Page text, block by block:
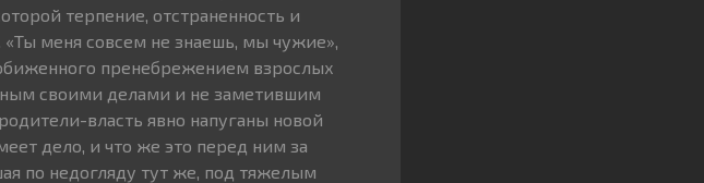
терпение, отстраненность и
меня совсем не знаешь, мы чужие»,
пренебрежением взрослых
своими делами и не заметившим
власть явно напуганы новой
дело, и что же это перед ним за
по недогляду тут же, под тяжелым